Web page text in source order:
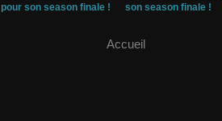
pour son season finale !
son season finale !
Accueil